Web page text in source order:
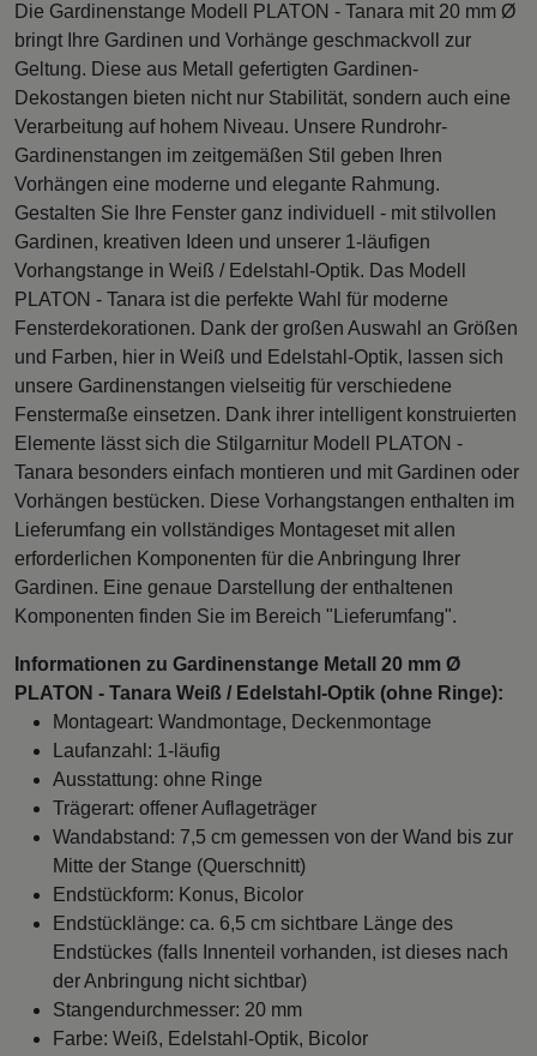
Die Gardinenstange Modell PLATON - Tanara mit 20 mm Ø
bringt Ihre Gardinen und Vorhänge geschmackvoll zur
Geltung. Diese aus Metall gefertigten Gardinen-
Dekostangen bieten nicht nur Stabilität, sondern auch eine
Verarbeitung auf hohem Niveau. Unsere Rundrohr-
Gardinenstangen im zeitgemäßen Stil geben Ihren
Vorhängen eine moderne und elegante Rahmung.
Gestalten Sie Ihre Fenster ganz individuell - mit stilvollen
Gardinen, kreativen Ideen und unserer 1-läufigen
Vorhangstange in Weiß / Edelstahl-Optik. Das Modell
PLATON - Tanara ist die perfekte Wahl für moderne
Fensterdekorationen. Dank der großen Auswahl an Größen
und Farben, hier in Weiß und Edelstahl-Optik, lassen sich
unsere Gardinenstangen vielseitig für verschiedene
Fenstermaße einsetzen. Dank ihrer intelligent konstruierten
Elemente lässt sich die Stilgarnitur Modell PLATON -
Tanara besonders einfach montieren und mit Gardinen oder
Vorhängen bestücken. Diese Vorhangstangen enthalten im
Lieferumfang ein vollständiges Montageset mit allen
erforderlichen Komponenten für die Anbringung Ihrer
Gardinen. Eine genaue Darstellung der enthaltenen
Komponenten finden Sie im Bereich "Lieferumfang".
Informationen zu Gardinenstange Metall 20 mm Ø
PLATON - Tanara Weiß / Edelstahl-Optik (ohne Ringe):
Montageart: Wandmontage, Deckenmontage
Laufanzahl: 1-läufig
Ausstattung: ohne Ringe
Trägerart: offener Auflageträger
Wandabstand: 7,5 cm gemessen von der Wand bis zur
Mitte der Stange (Querschnitt)
Endstückform: Konus, Bicolor
Endstücklänge: ca. 6,5 cm sichtbare Länge des
Endstückes (falls Innenteil vorhanden, ist dieses nach
der Anbringung nicht sichtbar)
Stangendurchmesser: 20 mm
Farbe: Weiß, Edelstahl-Optik, Bicolor